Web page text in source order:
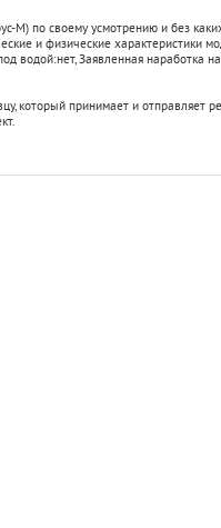
М) по своему усмотрению и без
и физические характеристики
водой:нет,Заявленная наработка
который принимает и отправляет